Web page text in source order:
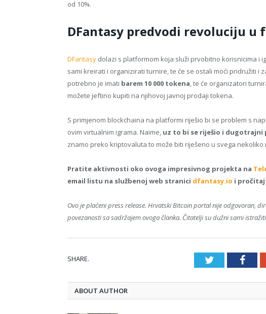
od 10%.
DFantasy predvodi revoluciju u
DFantasy dolazi s platformom koja služi prvobitno korisnicima i
sami kreirati i organizirati turnire, te će se ostali moći pridružiti i
potrebno je imati barem 10 000 tokena, te će organizatori
možete jeftino kupiti na njihovoj javnoj prodaji tokena.
S primjenom blockchaina na platformi riješio bi se problem s
ovim virtualnim igrama. Naime, uz to bi se riješio i dugotrajni
znamo preko kriptovaluta to može biti riješeno u svega nekoliko
Pratite aktivnosti oko ovoga impresivnog projekta na
email listu na službenoj web stranici dfantasy.io i
Ovo je plaćeni press release. Hrvatski Bitcoin portal nije odgovoran,
povezanosti sa sadržajem ovoga članka. Čitatelji su dužni sami
SHARE. Twitter
ABOUT AUTHOR